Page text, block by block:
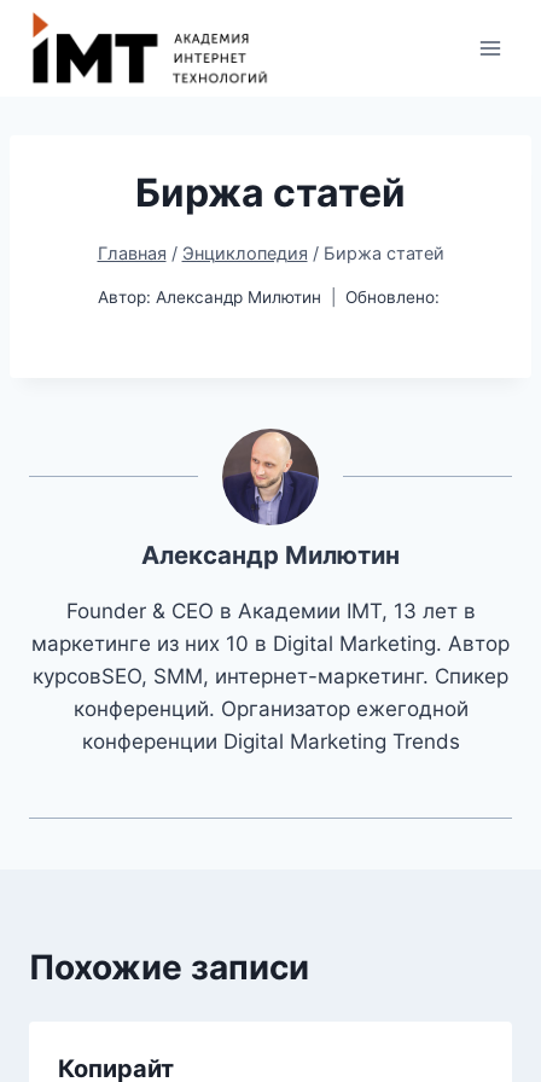
Биржа статей
Главная / Энциклопедия / Биржа статей
Автор: Александр Милютин Обновлено:
Александр Милютин
Founder & CEO в Академии IMT, 13 лет в
маркетинге из них 10 в Digital Marketing. Автор
курсовSEO, SMM, интернет-маркетинг. Спикер
конференций. Организатор ежегодной
конференции Digital Marketing Trends
Похожие записи
Копирайт